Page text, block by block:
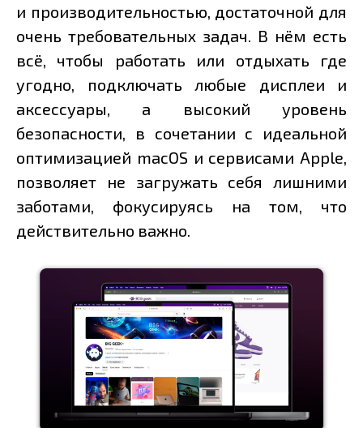
и производительностью, достаточной для
очень требовательных задач. В нём есть
всё, чтобы работать или отдыхать где
угодно, подключать любые дисплеи и
аксессуары, а высокий уровень
безопасности, в сочетании с идеальной
оптимизацией macOS и сервисами Apple,
позволяет не загружать себя лишними
заботами, фокусируясь на том, что
действительно важно.